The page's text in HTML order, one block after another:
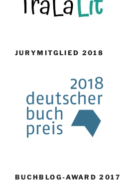
JURYMITGLIED 2018
BUCHBLOG-AWARD 2017